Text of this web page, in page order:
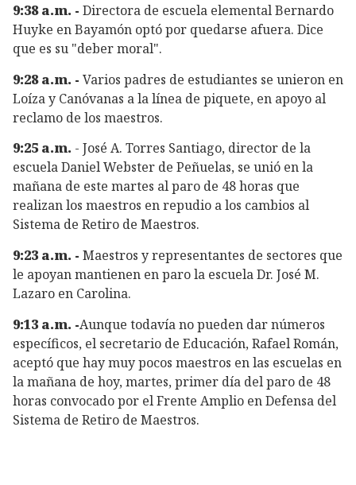
9:38 a.m. - Directora de escuela elemental Bernardo
Huyke en Bayamón optó por quedarse afuera. Dice
que es su "deber moral".
9:28 a.m. - Varios padres de estudiantes se unieron en
Loíza y Canóvanas a la línea de piquete, en apoyo al
reclamo de los maestros.
9:25 a.m. - José A. Torres Santiago, director de la
escuela Daniel Webster de Peñuelas, se unió en la
mañana de este martes al paro de 48 horas que
realizan los maestros en repudio a los cambios al
Sistema de Retiro de Maestros.
9:23 a.m. - Maestros y representantes de sectores que
le apoyan mantienen en paro la escuela Dr. José M.
Lazaro en Carolina.
9:13 a.m. -Aunque todavía no pueden dar números
específicos, el secretario de Educación, Rafael Román,
aceptó que hay muy pocos maestros en las escuelas en
la mañana de hoy, martes, primer día del paro de 48
horas convocado por el Frente Amplio en Defensa del
Sistema de Retiro de Maestros.